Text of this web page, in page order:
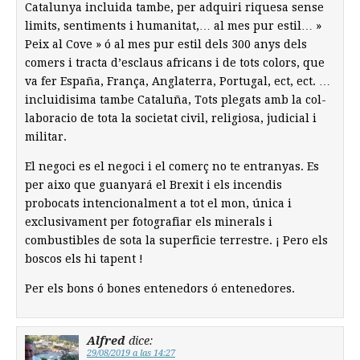
Catalunya incluida tambe, per adquiri riquesa sense
limits, sentiments i humanitat,… al mes pur estil… »
Peix al Cove » ó al mes pur estil dels 300 anys dels
comers i tracta d’esclaus africans i de tots colors, que
va fer España, França, Anglaterra, Portugal, ect, ect. …
incluidisima tambe Cataluña, Tots plegats amb la col-
laboracio de tota la societat civil, religiosa, judicial i
militar.
El negoci es el negoci i el comerç no te entranyas. Es
per aixo que guanyará el Brexit i els incendis
probocats intencionalment a tot el mon, única i
exclusivament per fotografiar els minerals i
combustibles de sota la superficie terrestre. ¡ Pero els
boscos els hi tapent !
Per els bons ó bones entenedors ó entenedores.
Alfred dice:
29/08/2019 a las 14:27